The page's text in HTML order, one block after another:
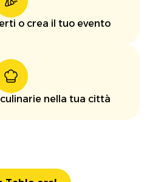
o crea il tuo evento
nella tua città